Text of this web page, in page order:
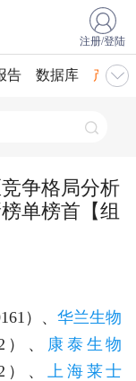
注册/登陆
告 数据库 产业
争格局分析
单榜首【组
）、 华兰生物
）、 康泰生物
）、
上海莱士